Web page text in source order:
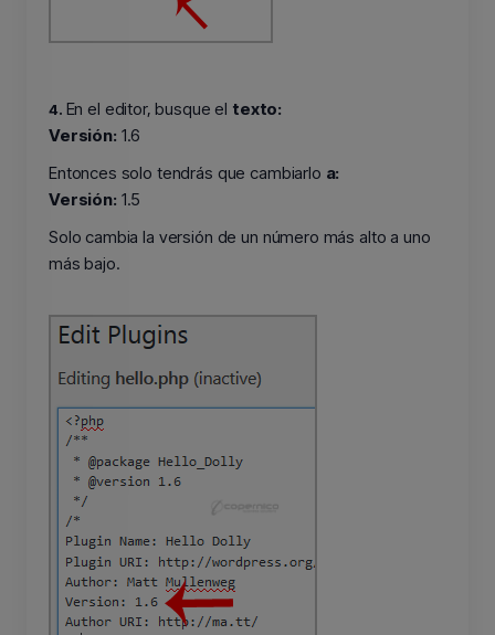
4. En el editor, busque el texto:
Versión: 1.6
Entonces solo tendrás que cambiarlo a:
Versión: 1.5
Solo cambia la versión de un número más alto a uno
más bajo.